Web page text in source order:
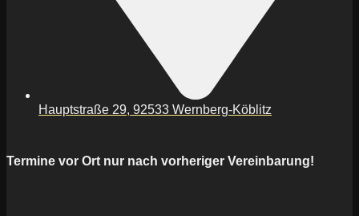
Hauptstraße 29, 92533 Wernberg-Köblitz
Termine vor Ort nur nach vorheriger Vereinbarung!